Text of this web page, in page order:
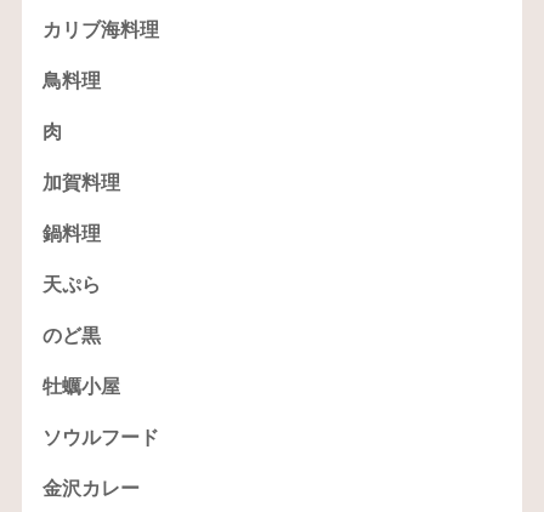
カリブ海料理
鳥料理
肉
加賀料理
鍋料理
天ぷら
のど黒
牡蠣小屋
ソウルフード
金沢カレー